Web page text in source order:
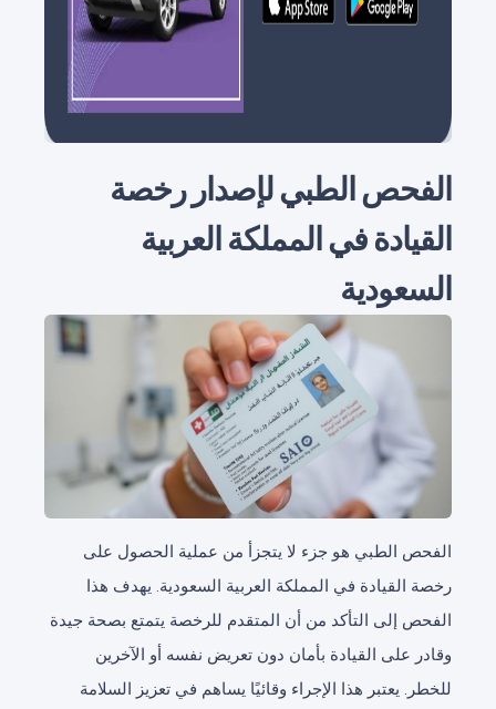
الفحص الطبي لإصدار رخصة
القيادة في المملكة العربية
السعودية
الفحص الطبي هو جزء لا يتجزأ من عملية الحصول على
رخصة القيادة في المملكة العربية السعودية. يهدف هذا
الفحص إلى التأكد من أن المتقدم للرخصة يتمتع بصحة جيدة
وقادر على القيادة بأمان دون تعريض نفسه أو الآخرين
للخطر. يعتبر هذا الإجراء وقائيًا يساهم في تعزيز السلامة